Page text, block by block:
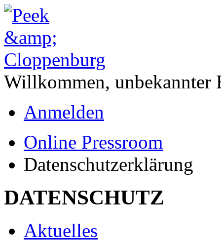
Willkommen, unbekannter
Anmelden
Online Pressroom
Datenschutzerklärung
DATENSCHUTZ
Aktuelles